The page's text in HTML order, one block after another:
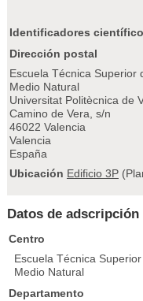
Identificadores
Dirección postal
Escuela Técnica Superior
Medio Natural
Universitat Politècnica de
Camino de Vera, s/n
46022 Valencia
Valencia
España
Ubicación Edificio 3P
Datos de adscripción
Centro
Escuela Técnica
Medio Natural
Departamento